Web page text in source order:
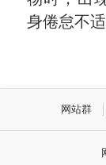
身倦怠不适
网站群